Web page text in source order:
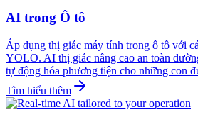
AI trong Ô tô
Áp dụng thị giác máy tính trong ô tô với
YOLO. AI thị giác nâng cao an toàn
tự động hóa phương tiện cho những con
Tìm hiểu thêm